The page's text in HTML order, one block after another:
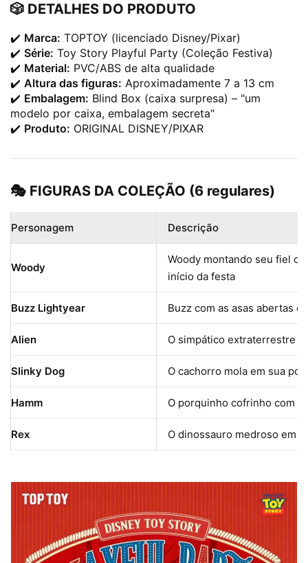
🎲 DETALHES DO PRODUTO
✔️ Marca: TOPTOY (licenciado Disney/Pixar)
✔️ Série: Toy Story Playful Party (Coleção Festiva)
✔️ Material: PVC/ABS de alta qualidade
✔️ Altura das figuras: Aproximadamente 7 a 13 cm
✔️ Embalagem: Blind Box (caixa surpresa) – "um
modelo por caixa, embalagem secreta"
✔️ Produto: ORIGINAL DISNEY/PIXAR
🎭 FIGURAS DA COLEÇÃO (6 regulares)
Personagem Descrição
Woody
Woody montando seu fiel
início da festa
Buzz Lightyear Buzz com as asas abertas
Alien O simpático extraterrestre
Slinky Dog O cachorro mola em sua
Hamm O porquinho cofrinho com
Rex O dinossauro medroso em